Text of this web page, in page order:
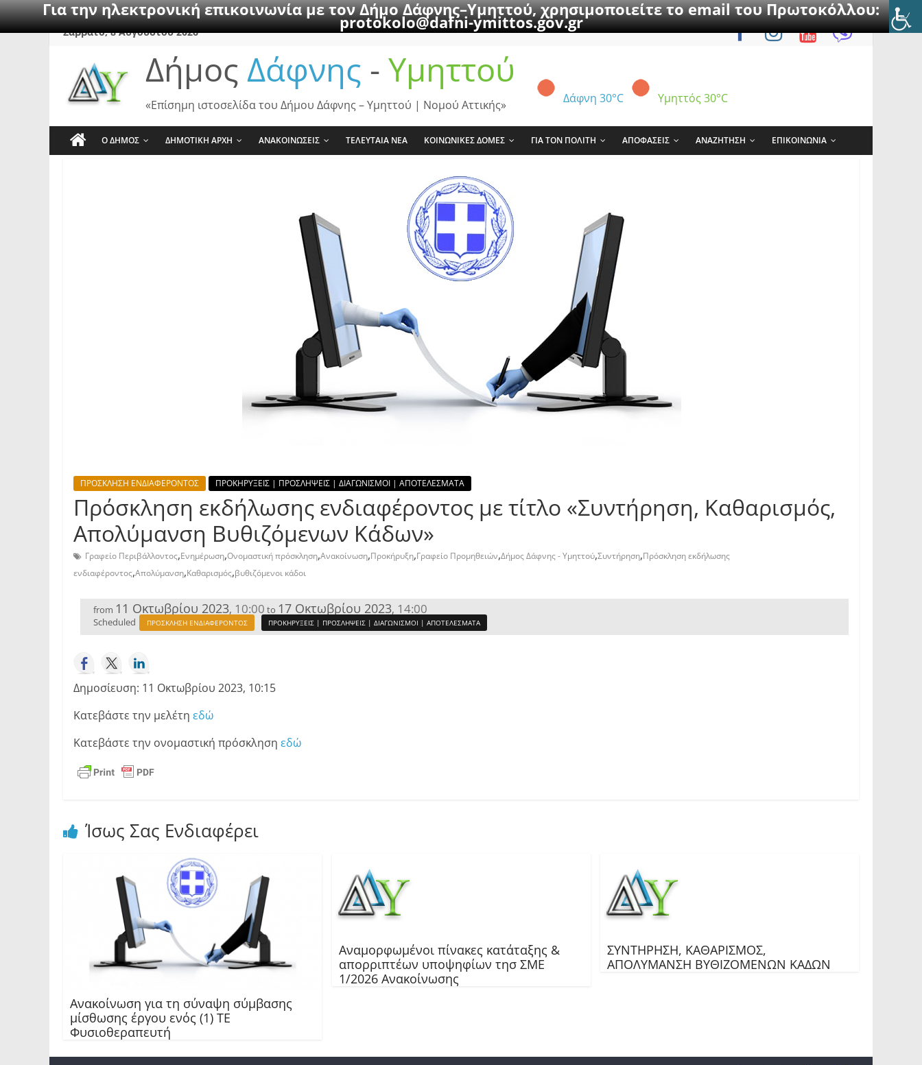
Για την ηλεκτρονική επικοινωνία με τον Δήμο Δάφνης–Υμηττού, χρησιμοποιείτε το email του Πρωτοκόλλου:
protokolo@dafni-ymittos.gov.gr
SkipΣάββατο, 8 Αυγούστου 2026
Δήμος Δάφνης - Υμηττού
Δάφνη 30°C Υμηττός 30°C
«Επίσημη ιστοσελίδα του Δήμου Δάφνης – Υμηττού | Νομού Αττικής»
Ο ΔΗΜΟΣ ΔΗΜΟΤΙΚΗ ΑΡΧΗ ΑΝΑΚΟΙΝΩΣΕΙΣ ΤΕΛΕΥΤΑΙΑ ΝΕΑ ΚΟΙΝΩΝΙΚΕΣ ΔΟΜΕΣ ΓΙΑ ΤΟΝ ΠΟΛΙΤΗ ΑΠΟΦΑΣΕΙΣ ΑΝΑΖΗΤΗΣΗ ΕΠΙΚΟΙΝΩΝΙΑ
ΠΡΟΣΚΛΗΣΗ ΕΝΔΙΑΦΕΡΟΝΤΟΣ ΠΡΟΚΗΡΥΞΕΙΣ | ΠΡΟΣΛΗΨΕΙΣ | ΔΙΑΓΩΝΙΣΜΟΙ | ΑΠΟΤΕΛΕΣΜΑΤΑ
Πρόσκληση εκδήλωσης ενδιαφέροντος με τίτλο «Συντήρηση, Καθαρισμός,
Απολύμανση Βυθιζόμενων Κάδων»
Γραφείο Περιβάλλοντος,Ενημέρωση,Ονομαστική πρόσκληση,Ανακοίνωση,Προκήρυξη,Γραφείο Προμηθειών,Δήμος Δάφνης - Υμηττού,Συντήρηση,Πρόσκληση εκδήλωσης
ενδιαφέροντος,Απολύμανση,Καθαρισμός,βυθιζόμενοι κάδοι
from 11 Οκτωβρίου 2023, 10:00 to 17 Οκτωβρίου 2023, 14:00
Scheduled ΠΡΟΣΚΛΗΣΗ ΕΝΔΙΑΦΕΡΟΝΤΟΣ ΠΡΟΚΗΡΥΞΕΙΣ | ΠΡΟΣΛΗΨΕΙΣ | ΔΙΑΓΩΝΙΣΜΟΙ | ΑΠΟΤΕΛΕΣΜΑΤΑ
Δημοσίευση: 11 Οκτωβρίου 2023, 10:15
Κατεβάστε την μελέτη εδώ
Κατεβάστε την ονομαστική πρόσκληση εδώ
Ίσως Σας Ενδιαφέρει
Ανακοίνωση για τη σύναψη σύμβασης
μίσθωσης έργου ενός (1) ΤΕ
Φυσιοθεραπευτή
Αναμορφωμένοι πίνακες κατάταξης &
απορριπτέων υποψηφίων τησ ΣΜΕ
1/2026 Ανακοίνωσης
ΣΥΝΤΗΡΗΣΗ, ΚΑΘΑΡΙΣΜΟΣ,
ΑΠΟΛΥΜΑΝΣΗ ΒΥΘΙΖΟΜΕΝΩΝ ΚΑΔΩΝ